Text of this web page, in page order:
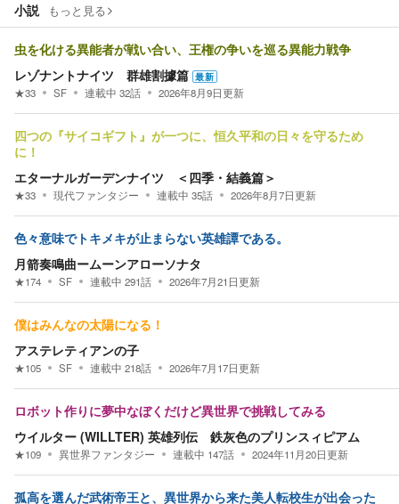
小説 もっと見る
虫を化ける異能者が戦い合い、王権の争いを巡る異能力戦争
レゾナントナイツ 群雄割據篇 最新
★33 SF 連載中 32話 2026年8月9日更新
四つの『サイコギフト』が一つに、恒久平和の日々を守るため
に！
エターナルガーデンナイツ ＜四季・結義篇＞
★33 現代ファンタジー 連載中 35話 2026年8月7日更新
色々意味でトキメキが止まらない英雄譚である。
月箭奏鳴曲ームーンアローソナタ
★174 SF 連載中 291話 2026年7月21日更新
僕はみんなの太陽になる！
アステレティアンの子
★105 SF 連載中 218話 2026年7月17日更新
ロボット作りに夢中なぼくだけど異世界で挑戦してみる
ウイルター (WILLTER) 英雄列伝 鉄灰色のプリンスィピアム
★109 異世界ファンタジー 連載中 147話 2024年11月20日更新
孤高を選んだ武術帝王と、異世界から来た美人転校生が出会った